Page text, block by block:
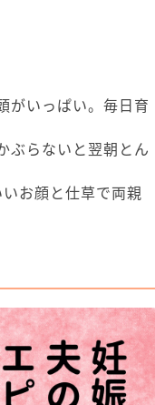
がいっぱい。毎日育
ぶらないと翌朝とん
お顔と仕草で両親